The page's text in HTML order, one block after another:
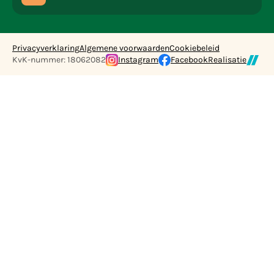
PrivacyverklaringAlgemene voorwaardenCookiebeleid
KvK-nummer: 18062082
Instagram FacebookRealisatie